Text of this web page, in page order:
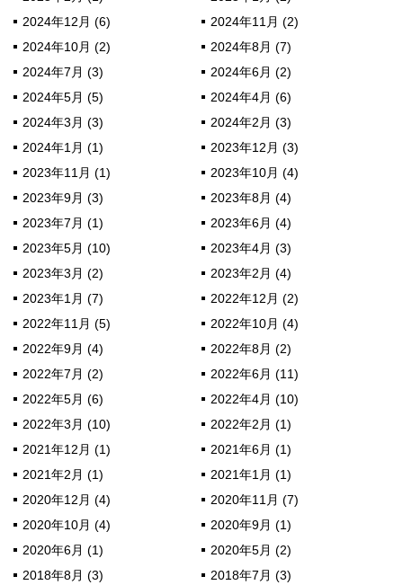
2024年12月 (6)
2024年11月 (2)
2024年10月 (2)
2024年8月 (7)
2024年7月 (3)
2024年6月 (2)
2024年5月 (5)
2024年4月 (6)
2024年3月 (3)
2024年2月 (3)
2024年1月 (1)
2023年12月 (3)
2023年11月 (1)
2023年10月 (4)
2023年9月 (3)
2023年8月 (4)
2023年7月 (1)
2023年6月 (4)
2023年5月 (10)
2023年4月 (3)
2023年3月 (2)
2023年2月 (4)
2023年1月 (7)
2022年12月 (2)
2022年11月 (5)
2022年10月 (4)
2022年9月 (4)
2022年8月 (2)
2022年7月 (2)
2022年6月 (11)
2022年5月 (6)
2022年4月 (10)
2022年3月 (10)
2022年2月 (1)
2021年12月 (1)
2021年6月 (1)
2021年2月 (1)
2021年1月 (1)
2020年12月 (4)
2020年11月 (7)
2020年10月 (4)
2020年9月 (1)
2020年6月 (1)
2020年5月 (2)
2018年8月 (3)
2018年7月 (3)